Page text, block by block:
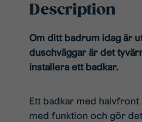
Description
Om ditt badrum idag är
duschväggar är det
installera ett badkar.
Ett badkar med
med funktion och gör